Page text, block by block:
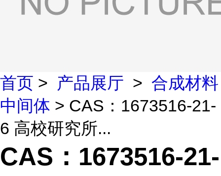
首页 > 产品展厅 > 合成材料
中间体 > CAS：1673516-21-
6 高校研究所...
CAS：1673516-21-